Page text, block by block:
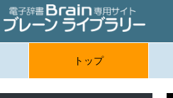
トップ